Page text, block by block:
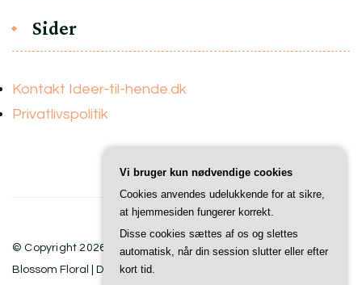
Sider
Kontakt Ideer-til-hende.dk
Privatlivspolitik
© Copyright 2026 Ideer Til Hende. All Rights Reserved.
Blossom Floral | Developed By
Vi bruger kun nødvendige cookies
Cookies anvendes udelukkende for at sikre,
at hjemmesiden fungerer korrekt.
Disse cookies sættes af os og slettes
automatisk, når din session slutter eller efter
kort tid.